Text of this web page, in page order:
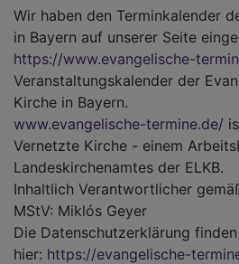
Wir haben den Terminkalender
in Bayern auf unserer Seite
https://www.evangelische-
Veranstaltungskalender der
Kirche in Bayern.
www.evangelische-termine.de/
Vernetzte Kirche - einem
Landeskirchenamtes der ELKB.
Inhaltlich Verantwortlicher
MStV: Miklós Geyer
Die Datenschutzerklärung
hier: https://evangelische-